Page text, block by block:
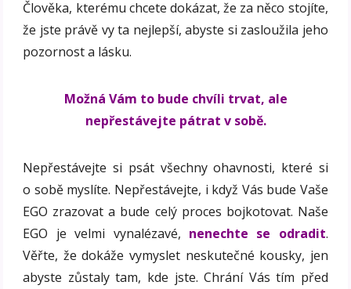
Člověka, kterému chcete dokázat, že za něco stojíte,
že jste právě vy ta nejlepší, abyste si zasloužila jeho
pozornost a lásku.
Možná Vám to bude chvíli trvat, ale
nepřestávejte pátrat v sobě.
Nepřestávejte si psát všechny ohavnosti, které si
o sobě myslíte. Nepřestávejte, i když Vás bude Vaše
EGO zrazovat a bude celý proces bojkotovat. Naše
EGO je velmi vynalézavé, nenechte se odradit.
Věřte, že dokáže vymyslet neskutečné kousky, jen
abyste zůstaly tam, kde jste. Chrání Vás tím před